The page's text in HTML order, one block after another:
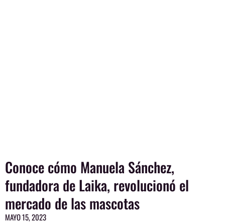
Conoce cómo Manuela Sánchez,
fundadora de Laika, revolucionó el
mercado de las mascotas
MAYO 15, 2023
PagePagePagePagePage